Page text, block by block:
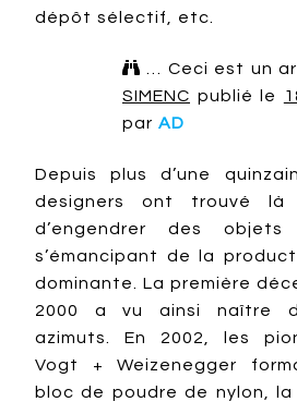
dépôt sélectif, etc.
 … Ceci est un
SIMENC publié le
par AD
Depuis plus d’une
designers ont trouvé là
d’engendrer des
s’émancipant de la
dominante. La première
2000 a vu ainsi naître
azimuts. En 2002, les
Vogt + Weizenegger
bloc de poudre de nylon, la